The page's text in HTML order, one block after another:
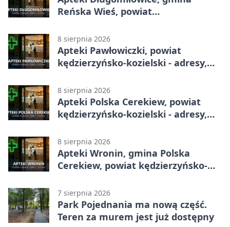
Reńska Wieś, powiat
telefony, godziny otwarcia
8 sierpnia 2026
Apteki Pawłowiczki, powiat
kędzierzyńsko-kozielski - adresy,
8 sierpnia 2026
Apteki Polska Cerekiew, powiat
kędzierzyńsko-kozielski - adresy,
8 sierpnia 2026
Apteki Wronin, gmina Polska
Cerekiew, powiat kędzierzyńsko-
otwarcia
7 sierpnia 2026
Park Pojednania ma nową część.
Teren za murem jest już dostępny